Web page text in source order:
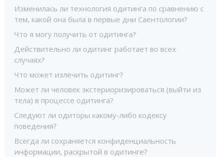
Изменилась ли технология одитинга по сравнению с
тем, какой она была в первые дни Саентологии?
Что я могу получить от одитинга?
Действительно ли одитинг работает во всех
случаях?
Что может излечить одитинг?
Может ли человек экстериоризироваться (выйти из
тела) в процессе одитинга?
Следуют ли одиторы какому-либо кодексу
поведения?
Всегда ли сохраняется конфиденциальность
информации, раскрытой в одитинге?